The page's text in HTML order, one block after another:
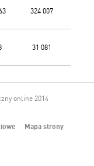
324 007
31 081
online 2014
Mapa strony